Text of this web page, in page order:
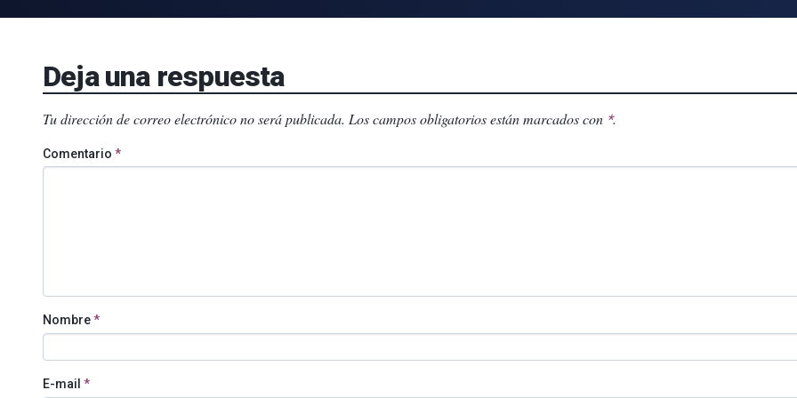
Deja una respuesta
Tu dirección de correo electrónico no será publicada. Los campos obligatorios están marcados con *.
Comentario *
Nombre*
E-mail *